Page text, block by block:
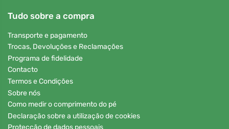
Tudo sobre a compra
Transporte e pagamento
Trocas, Devoluções e Reclamações
Programa de fidelidade
Contacto
Termos e Condições
Sobre nós
Como medir o comprimento do pé
Declaração sobre a utilização de cookies